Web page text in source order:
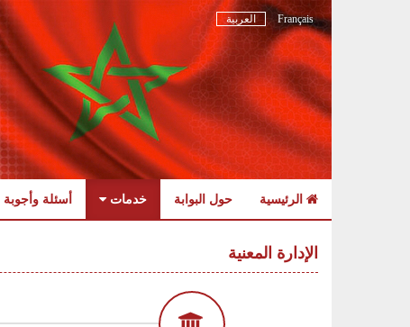
Français العربية
الرئيسية حول البوابة خدمات أسئلة وأجوبة
navigation
الإدارة المعنية